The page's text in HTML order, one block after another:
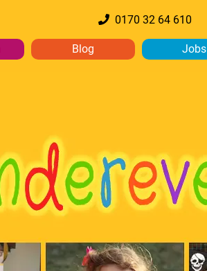
0170 32 64 610
Blog Jobs